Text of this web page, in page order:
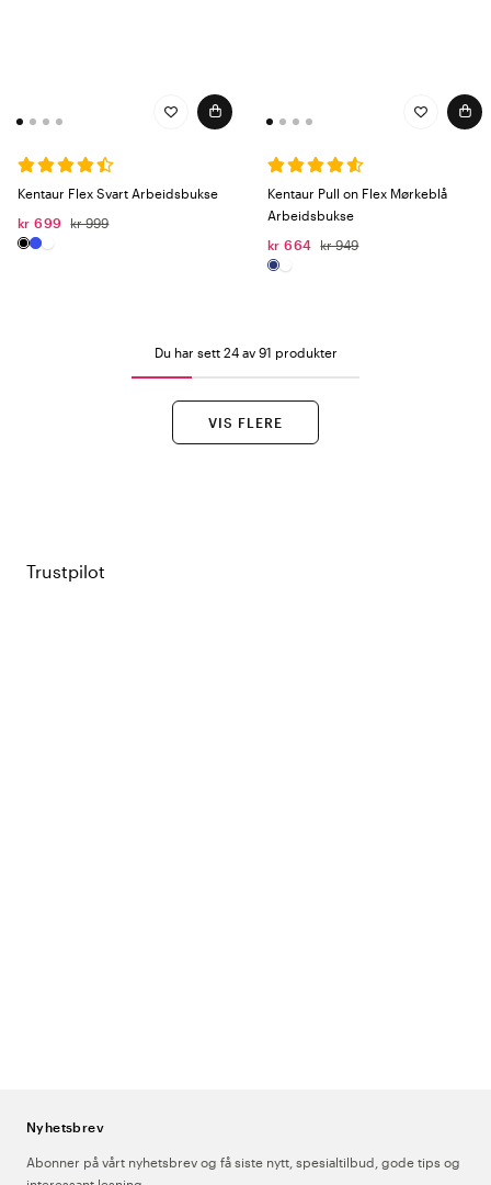
Kentaur Flex Svart Arbeidsbukse
kr 699
kr 999
Kentaur Pull on Flex Mørkeblå
Arbeidsbukse
kr 664
kr 949
Du har sett 24 av 91 produkter
VIS FLERE
Trustpilot
Nyhetsbrev
Abonner på vårt nyhetsbrev og få siste nytt, spesialtilbud, gode tips og